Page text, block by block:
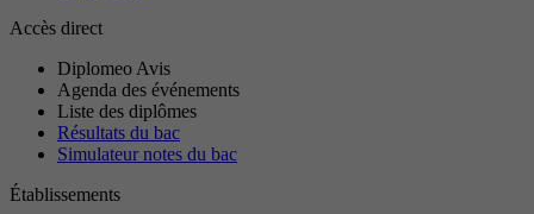
Accès direct
Diplomeo Avis
Agenda des événements
Liste des diplômes
Résultats du bac
Simulateur notes du bac
Établissements